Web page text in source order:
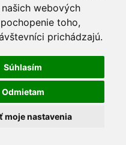
webových
toho,
prichádzajú.
Súhlasím
Odmietam
moje nastavenia